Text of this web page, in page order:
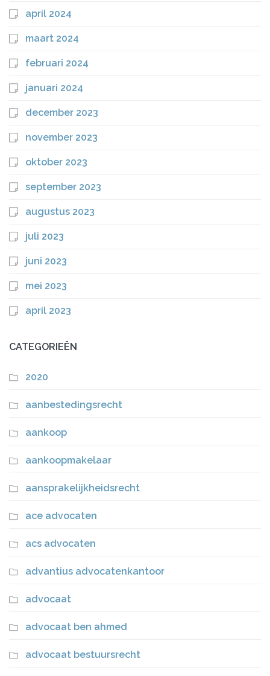
april 2024
maart 2024
februari 2024
januari 2024
december 2023
november 2023
oktober 2023
september 2023
augustus 2023
juli 2023
juni 2023
mei 2023
april 2023
CATEGORIEËN
2020
aanbestedingsrecht
aankoop
aankoopmakelaar
aansprakelijkheidsrecht
ace advocaten
acs advocaten
advantius advocatenkantoor
advocaat
advocaat ben ahmed
advocaat bestuursrecht